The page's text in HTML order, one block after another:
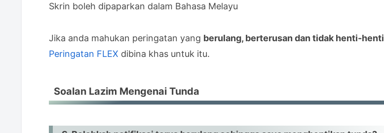
Skrin boleh dipaparkan dalam Bahasa Melayu
Jika anda mahukan peringatan yang berulang, berterusan dan tidak henti-henti
Peringatan FLEX dibina khas untuk itu.
Soalan Lazim Mengenai Tunda